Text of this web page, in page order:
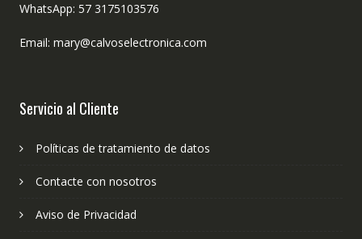
WhatsApp: 57 3175103576
Email: mary@calvoselectronica.com
Servicio al Cliente
Políticas de tratamiento de datos
Contacte con nosotros
Aviso de Privacidad